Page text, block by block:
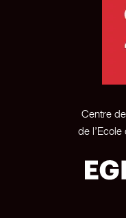
Centre
de